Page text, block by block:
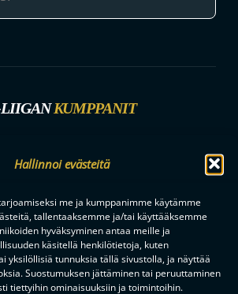
Hallinnoi evästeitä
me ja kumppanimme käytämme
tallentaaksemme ja/tai käyttääksemme
hyväksyminen antaa meille ja
käsitellä henkilötietoja, kuten
yksilöllisiä tunnuksia tällä sivustolla, ja näyttää
Suostumuksen jättäminen tai peruuttaminen
tiettyihin ominaisuuksiin ja toimintoihin.
KUMPPANIT